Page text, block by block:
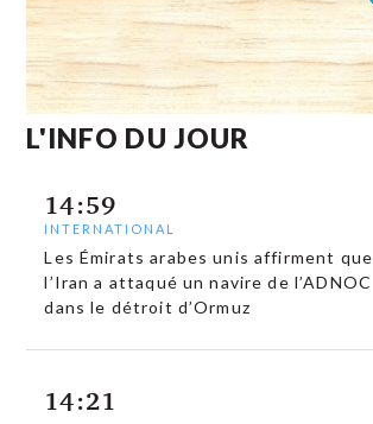
L'INFO DU JOUR
14:59
INTERNATIONAL
Les Émirats arabes unis affirment que
l’Iran a attaqué un navire de l’ADNOC
dans le détroit d’Ormuz
14:21